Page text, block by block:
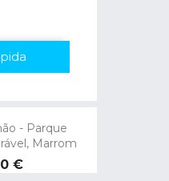
- Parque
Marrom
€